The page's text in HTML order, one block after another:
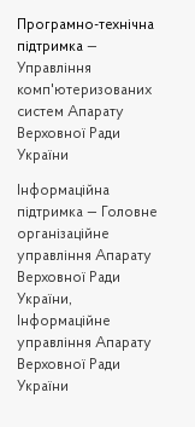
Програмно-технічна
підтримка —
Управління
комп'ютеризованих
систем Апарату
Верховної Ради
України
Iнформаційна
підтримка — Головне
організаційне
управління Апарату
Верховної Ради
України,
Інформаційне
управління Апарату
Верховної Ради
України